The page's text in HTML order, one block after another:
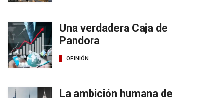
Una verdadera Caja de
Pandora
OPINIÓN
La ambición humana de